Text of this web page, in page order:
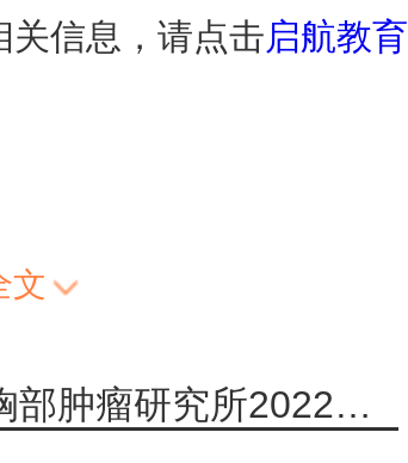
关信息，请点击启航教育
文
上一篇：北京市结核病胸部肿瘤研究所2022年硕士研究生招生简章